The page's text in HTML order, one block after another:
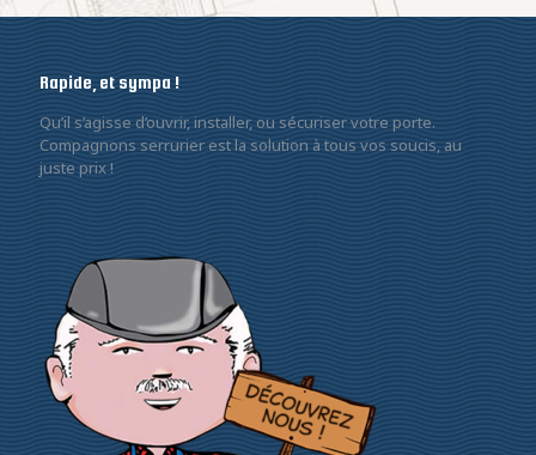
Rapide, et sympa !
Qu’il s’agisse d’ouvrir, installer, ou sécuriser votre porte.
Compagnons serrurier est la solution à tous vos soucis, au
juste prix !